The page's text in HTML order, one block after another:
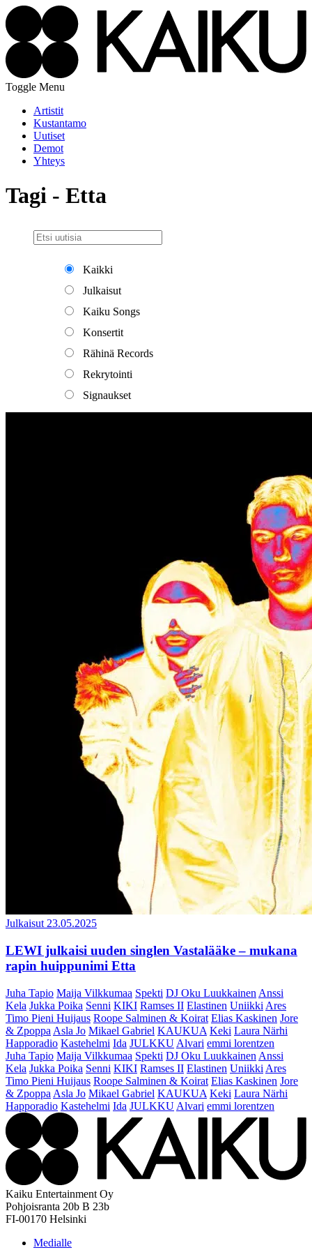
Toggle Menu
Artistit
Kustantamo
Uutiset
Demot
Yhteys
Tagi - Etta
Kaikki
Julkaisut
Kaiku Songs
Konsertit
Rähinä Records
Rekrytointi
Signaukset
Julkaisut 23.05.2025
LEWI julkaisi uuden singlen Vastalääke – mukana
rapin huippunimi Etta
Juha Tapio Maija Vilkkumaa Spekti DJ Oku Luukkainen Anssi
Kela Jukka Poika Senni KIKI Ramses II Elastinen Uniikki Ares
Timo Pieni Huijaus Roope Salminen & Koirat Elias Kaskinen Jore
& Zpoppa Asla Jo Mikael Gabriel KAUKUA Keki Laura Närhi
Happoradio Kastehelmi Ida JULKKU Alvari emmi lorentzen
Juha Tapio Maija Vilkkumaa Spekti DJ Oku Luukkainen Anssi
Kela Jukka Poika Senni KIKI Ramses II Elastinen Uniikki Ares
Timo Pieni Huijaus Roope Salminen & Koirat Elias Kaskinen Jore
& Zpoppa Asla Jo Mikael Gabriel KAUKUA Keki Laura Närhi
Happoradio Kastehelmi Ida JULKKU Alvari emmi lorentzen
Kaiku Entertainment Oy
Pohjoisranta 20b B 23b
FI-00170 Helsinki
Medialle